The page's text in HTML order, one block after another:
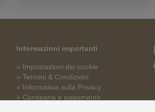
Informazioni importanti
» Impostazioni dei cookie
» Termini & Condizioni
» Informativa sulla Privacy
» Consegna e pagamento